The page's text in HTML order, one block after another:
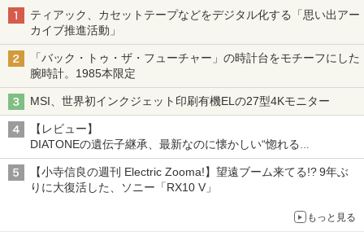
ティアック、カセットテープなどをデジタル化する「思い出アー
カイブ推進活動」
「バック・トゥ・ザ・フューチャー」の時計台をモチーフにした
腕時計。1985本限定
MSI、世界初インクジェット印刷有機ELの27型4Kモニター
【レビュー】
DIATONEの遺伝子継承、最新なのに懐かしい“惚れる
音”Tecnologia e Cuore「DS-TC52B」を聴く
【小寺信良の週刊 Electric Zooma!】望遠ブーム来てる!? 9年ぶ
りに大復活した、ソニー「RX10 V」
もっと見る